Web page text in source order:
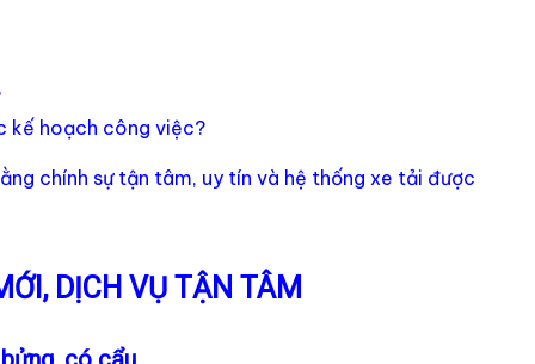
kế hoạch công việc?
chính sự tận tâm, uy tín và hệ thống xe tải được
DỊCH VỤ TẬN TÂM